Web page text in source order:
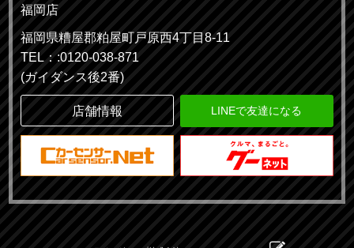
福岡店
福岡県糟屋郡粕屋町戸原西4丁目8-11
TEL：:0120-038-871
(ガイダンス後2番)
店舗情報 LINEで友達になる